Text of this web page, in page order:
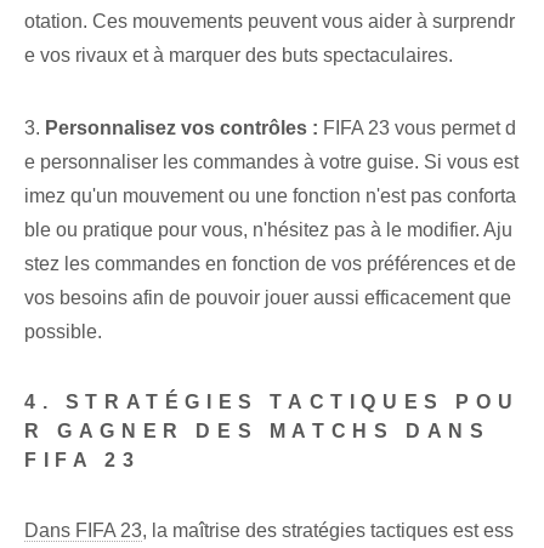
otation⁢. Ces mouvements peuvent vous aider à surprendr
e vos rivaux et à marquer des buts spectaculaires.
3. Personnalisez vos contrôles : FIFA 23 vous permet d
e personnaliser les commandes à votre guise. Si vous est
imez qu'un mouvement ou une fonction n'est pas conforta
ble ou pratique pour vous, n'hésitez pas à le modifier. Aju
stez les commandes en fonction de vos préférences et de
vos besoins afin de pouvoir jouer aussi efficacement que
possible.
4. STRATÉGIES TACTIQUES POU
R GAGNER DES MATCHS DANS
FIFA 23
Dans FIFA 23, la maîtrise des stratégies tactiques est ess